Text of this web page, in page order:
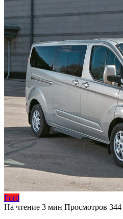
Ford
На чтение 3 мин Просмотров 344